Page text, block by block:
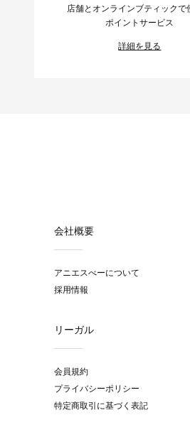
店舗とオンラインブティックで
ポイントサービス
詳細を見る
会社概要
アニエスべーについて
採用情報
リーガル
会員規約
プライバシーポリシー
特定商取引に基づく表記